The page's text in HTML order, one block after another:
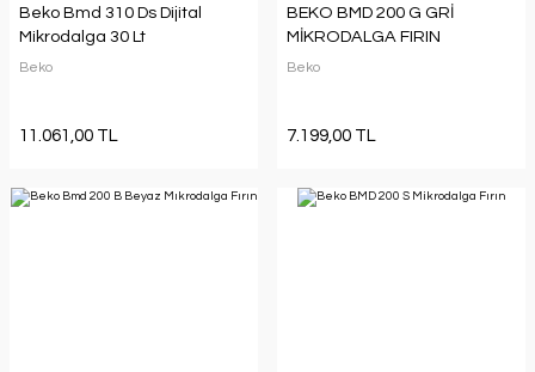
Beko Bmd 310 Ds Dijital
Mikrodalga 30 Lt
Beko
11.061,00 TL
BEKO BMD 200 G GRİ
MİKRODALGA FIRIN
Beko
7.199,00 TL